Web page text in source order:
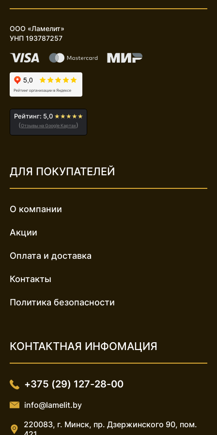
ООО «Ламелит»
УНП 193787257
Рейтинг: 5,0 ★★★★★
(Отзывы на Google Картах)
ДЛЯ ПОКУПАТЕЛЕЙ
О компании
Акции
Оплата и доставка
Контакты
Политика безопасности
КОНТАКТНАЯ ИНФОМАЦИЯ
+375 (29) 127-28-00
info@lamelit.by
220083, г. Минск, пр. Дзержинского 90, пом.